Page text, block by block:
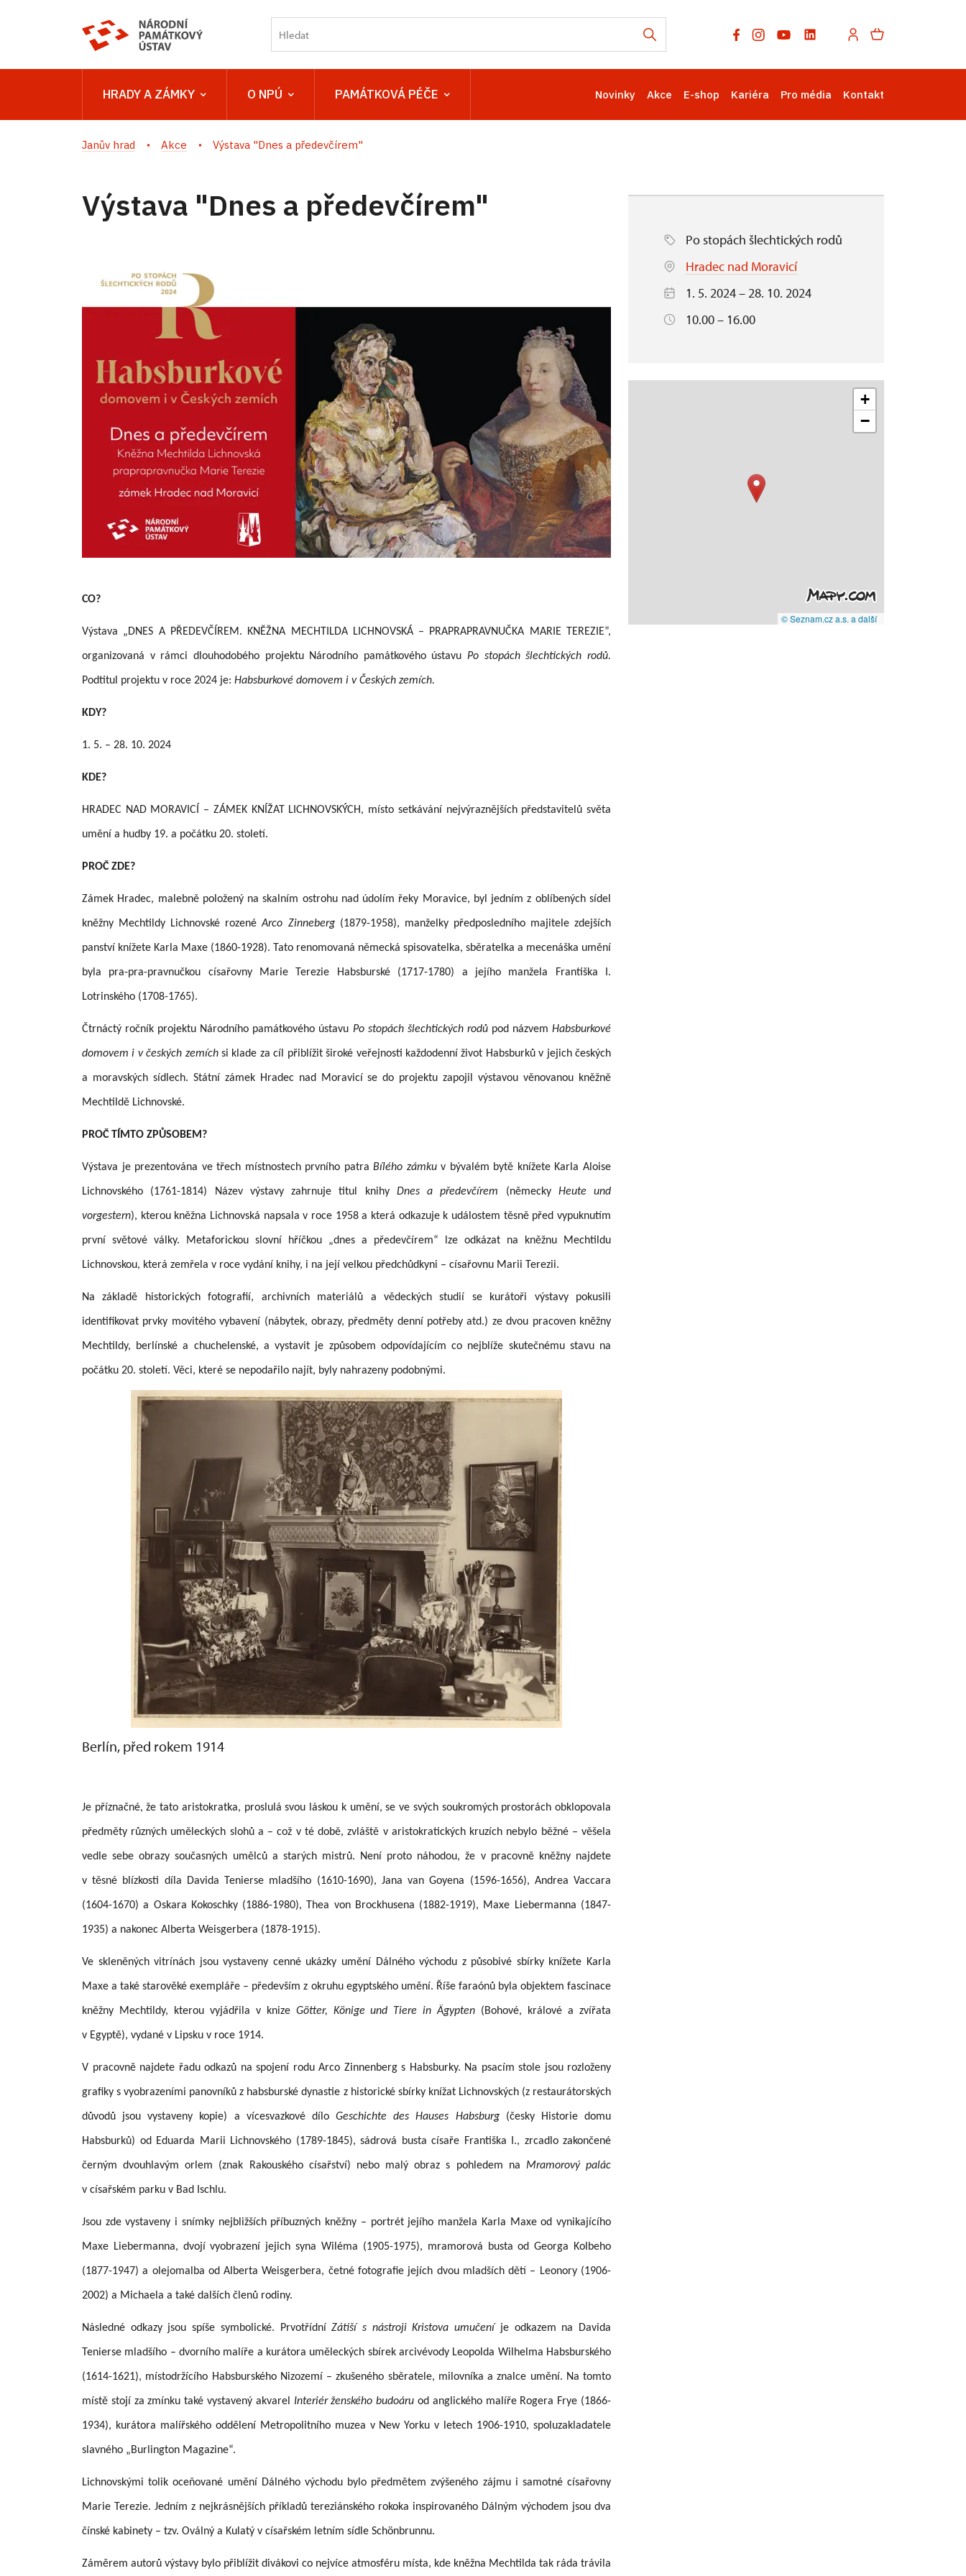
HRADY A ZÁMKY O NPÚ PAMÁTKOVÁ PÉČE Novinky Akce E-shop Kariéra Pro média Kontakt
Janův hrad Akce Výstava "Dnes a předevčírem"
Výstava "Dnes a předevčírem"
CO?
Výstava „DNES A PŘEDEVČÍREM. KNĚŽNA MECHTILDA LICHNOVSKÁ – PRAPRAPRAVNUČKA MARIE TEREZIE”,
organizovaná v rámci dlouhodobého projektu Národního památkového ústavuPo stopách šlechtických rodů.
Podtitul projektu v roce 2024 je: Habsburkové domovem i v Českých zemích.
KDY?
1. 5. – 28. 10. 2024
KDE?
HRADEC NAD MORAVICÍ – ZÁMEK KNÍŽAT LICHNOVSKÝCH, místo setkávání nejvýraznějších představitelů světa
umění a hudby 19. a počátku 20. století.
PROČ ZDE?
Zámek Hradec, malebně položený na skalním ostrohu nad údolím řeky Moravice, byl jedním z oblíbených sídel
kněžny Mechtildy Lichnovské rozenéArco Zinneberg (1879-1958), manželky předposledního majitele zdejších
panství knížete Karla Maxe (1860-1928). Tato renomovaná německá spisovatelka, sběratelka a mecenáška umění
byla pra-pra-pravnučkou císařovny Marie Terezie Habsburské (1717-1780) a jejího manžela Františka I.
Lotrinského (1708-1765).
Čtrnáctý ročník projektu Národního památkového ústavu Po stopách šlechtických rodůpod názvem Habsburkové
domovem i v českých zemíchsi klade za cíl přiblížit široké veřejnosti každodenní život Habsburků v jejich českých
a moravských sídlech. Státní zámek Hradec nad Moravicí se do projektu zapojil výstavou věnovanou kněžně
Mechtildě Lichnovské.
PROČ TÍMTO ZPŮSOBEM?
Výstava je prezentována ve třech místnostech prvního patraBílého zámkuv bývalém bytě knížete Karla Aloise
Lichnovského (1761-1814) Název výstavy zahrnuje titul knihy Dnes a předevčírem (německy Heute und
vorgestern), kterou kněžna Lichnovská napsala v roce 1958 a která odkazuje k událostem těsně před vypuknutím
první světové války. Metaforickou slovní hříčkou „dnes a předevčírem“ lze odkázat na kněžnu Mechtildu
Lichnovskou, která zemřela v roce vydání knihy, i na její velkou předchůdkyni – císařovnu Marii Terezii.
Na základě historických fotografií, archivních materiálů a vědeckých studií se kurátoři výstavy pokusili
identifikovat prvky movitého vybavení (nábytek, obrazy, předměty denní potřeby atd.) ze dvou pracoven kněžny
Mechtildy, berlínské a chuchelenské, a vystavit je způsobem odpovídajícím co nejblíže skutečnému stavu na
počátku 20. století. Věci, které se nepodařilo najít, byly nahrazeny podobnými.
Berlín, před rokem 1914
Je příznačné, že tato aristokratka, proslulá svou láskou k umění, se ve svých soukromých prostorách obklopovala
předměty různých uměleckých slohů a – což v té době, zvláště v aristokratických kruzích nebylo běžné – věšela
vedle sebe obrazy současných umělců a starých mistrů. Není proto náhodou, že v pracovně kněžny najdete
v těsné blízkosti díla Davida Tenierse mladšího (1610-1690), Jana van Goyena (1596-1656), Andrea Vaccara
(1604-1670) a Oskara Kokoschky (1886-1980), Thea von Brockhusena (1882-1919), Maxe Liebermanna (1847-
1935) a nakonec Alberta Weisgerbera (1878-1915).
Ve skleněných vitrínách jsou vystaveny cenné ukázky umění Dálného východu z působivé sbírky knížete Karla
Maxe a také starověké exempláře – především z okruhu egyptského umění. Říše faraónů byla objektem fascinace
kněžny Mechtildy, kterou vyjádřila v knize Götter, Könige und Tiere in Ägypten (Bohové, králové a zvířata
v Egyptě), vydané v Lipsku v roce 1914.
V pracovně najdete řadu odkazů na spojení rodu Arco Zinnenberg s Habsburky. Na psacím stole jsou rozloženy
grafiky s vyobrazeními panovníků z habsburské dynastie z historické sbírky knížat Lichnovských (z restaurátorských
důvodů jsou vystaveny kopie) a vícesvazkové díloGeschichte des Hauses Habsburg(česky Historie domu
Habsburků) od Eduarda Marii Lichnovského (1789-1845), sádrová busta císaře Františka I., zrcadlo zakončené
černým dvouhlavým orlem (znak Rakouského císařství) nebo malý obraz s pohledem na Mramorový palác
v císařském parku v Bad Ischlu.
Jsou zde vystaveny i snímky nejbližších příbuzných kněžny – portrét jejího manžela Karla Maxe od vynikajícího
Maxe Liebermanna, dvojí vyobrazení jejich syna Wiléma (1905-1975), mramorová busta od Georga Kolbeho
(1877-1947) a olejomalba od Alberta Weisgerbera, četné fotografie jejích dvou mladších dětí – Leonory(1906-
2002) a Michaela a také dalších členů rodiny.
Následné odkazy jsou spíše symbolické. PrvotřídníZátiší s nástroji Kristova umučeníje odkazem na Davida
Tenierse mladšího – dvorního malíře a kurátora uměleckých sbírek arcivévody Leopolda Wilhelma Habsburského
(1614-1621), místodržícího Habsburského Nizozemí – zkušeného sběratele, milovníka a znalce umění. Na tomto
místě stojí za zmínku také vystavený akvarel Interiér ženského budoáru od anglického malíře Rogera Frye (1866-
1934), kurátora malířského oddělení Metropolitního muzea v New Yorku v letech 1906-1910, spoluzakladatele
slavného „Burlington Magazine“.
Lichnovskými tolik oceňované umění Dálného východu bylo předmětem zvýšeného zájmu i samotné císařovny
Marie Terezie. Jedním z nejkrásnějších příkladů tereziánského rokoka inspirovaného Dálným východem jsou dva
čínské kabinety – tzv. Oválný a Kulatý v císařském letním sídle Schönbrunnu.
Záměrem autorů výstavy bylo přiblížit divákovi co nejvíce atmosféru místa, kde kněžna Mechtilda tak ráda trávila
Po stopách šlechtických rodů
Hradec nad Moravicí
1. 5. 2024 – 28. 10. 2024
10.00 – 16.00
+
−
© Seznam.cz a.s. a další